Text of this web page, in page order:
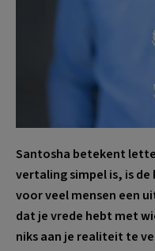
Santosha betekent
vertaling simpel is, is
voor veel mensen een
dat je vrede hebt met
niks aan je realiteit te